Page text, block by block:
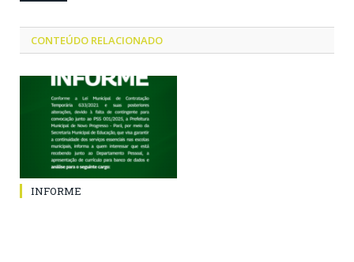
CONTEÚDO RELACIONADO
INFORME